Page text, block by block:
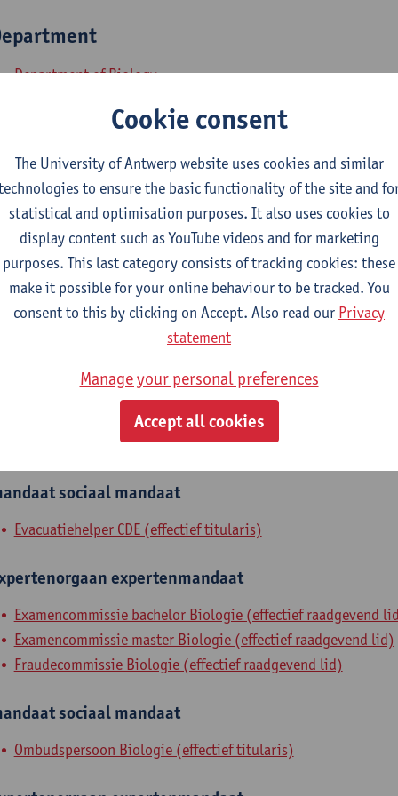
Department of Biology
Statute & functions
Admin. & techn. personeel
education supervisor
Internal mandates
bestuursorgaan bestuursmandaat
Bureau Onderwijscommissie Biologie (effectief
Faculteitsvergadering Faculteit Wetenschappen (effectief
Onderwijscommissie Biologie (effectief stemgerechtigd lid)
Onderwijscommissie Educatieve Master FWET (effectief
Onderwijscommissie Farmaceutische Wetenschappen
sociaal mandaat
Evacuatiehelper CDE (effectief titularis)
expertenmandaat
Examencommissie bachelor Biologie (effectief raadgevend
Examencommissie master Biologie (effectief raadgevend lid)
Fraudecommissie Biologie (effectief raadgevend lid)
sociaal mandaat
Ombudspersoon Biologie (effectief titularis)
Cookie consent
The University of Antwerp website uses cookies and similar
to ensure the basic functionality of the site and
statistical and optimisation purposes. It also uses cookies to
display content such as YouTube videos and for marketing
purposes. This last category consists of tracking cookies: these
make it possible for your online behaviour to be tracked. You
consent to this by clicking on Accept. Also read our Privacy
statement
Manage your personal preferences
Accept all cookies